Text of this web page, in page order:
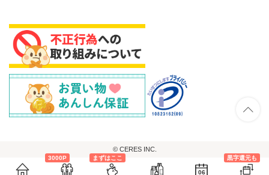
3000P まずはここ
06
黒字還元も
© CERES INC.